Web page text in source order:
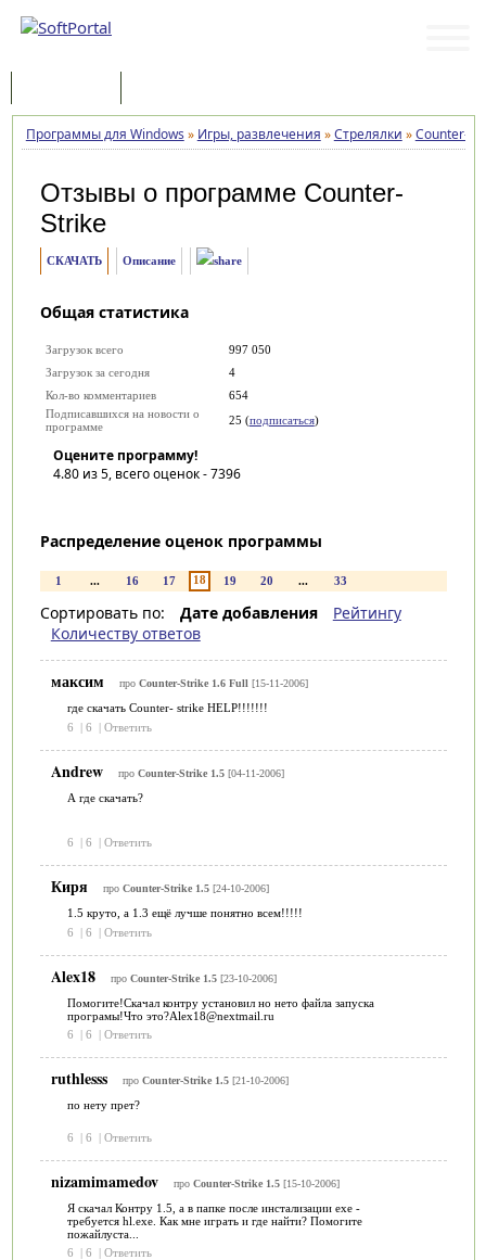
Программы для Windows » Игры, развлечения »Стрелялки »Counter-
Отзывы о программе Counter-
Strike
СКАЧАТЬ Описание
Общая статистика
Загрузок всего
997 050
Загрузок за сегодня
4
Кол-во комментариев
654
Подписавшихся на новости о
программе
25 (подписаться)
Оцените программу!
4.80из 5, всего оценок -7396
Распределение оценок программы
1 ... 16 17 18 19 20 ... 33
Сортировать по: Дате добавления
Рейтингу
Количеству ответов
максим про Counter-Strike 1.6 Full [15-11-2006]
где скачать Counter- strike HELP!!!!!!!
6
| 6 | Ответить
Andrew про Counter-Strike 1.5[04-11-2006]
А где скачать?
6 | 6 | Ответить
Киря про Counter-Strike 1.5[24-10-2006]
1.5 круто, а 1.3 ещё лучше понятно всем!!!!!
6
| 6 | Ответить
Alex18 про Counter-Strike 1.5[23-10-2006]
Помогите!Скачал контру установил но нето файла запуска
програмы!Что это?Alex18@nextmail.ru
6
| 6 | Ответить
ruthlesss про Counter-Strike 1.5[21-10-2006]
по нету прет?
6 | 6 | Ответить
nizamimamedov про Counter-Strike 1.5[15-10-2006]
Я скачал Контру 1.5, а в папке после инстализации exe -
требуется hl.exe. Как мне играть и где найти? Помогите
пожайлуста...
6
| 6 | Ответить